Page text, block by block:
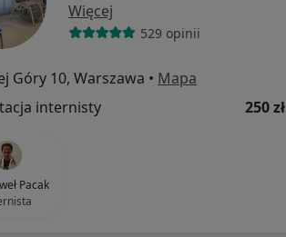
Więcej
529 opinii
Góry 10, Warszawa • Mapa
internisty
250 zł
Pacak